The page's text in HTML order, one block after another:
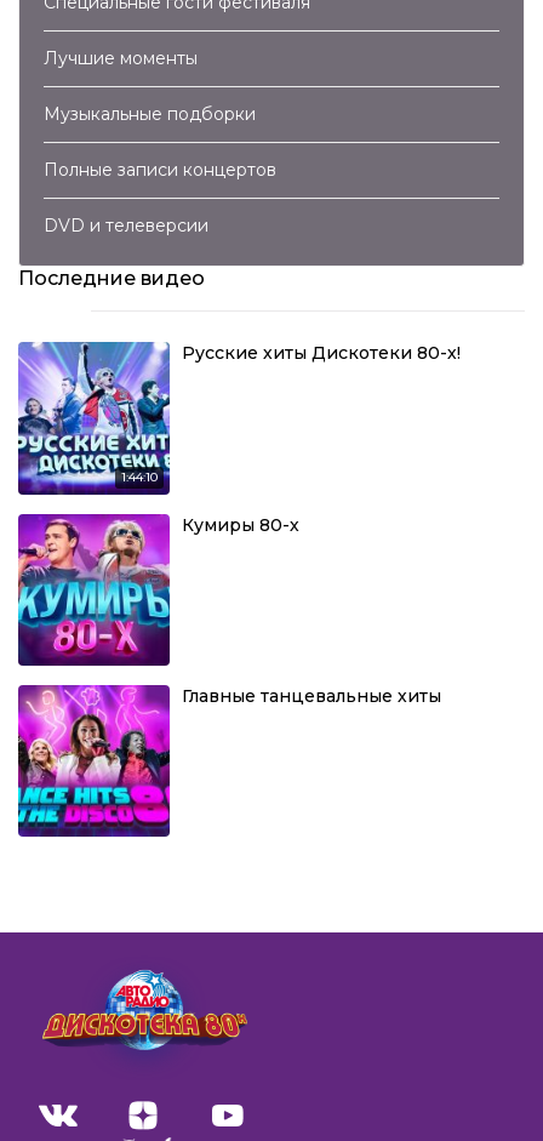
Лучшие моменты
Музыкальные подборки
Полные записи концертов
DVD и телеверсии
Последние видео
1:44:10
Русские хиты Дискотеки 80-х!
Кумиры 80-х
Главные танцевальные хиты